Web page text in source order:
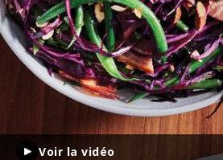
Voir la vidéo